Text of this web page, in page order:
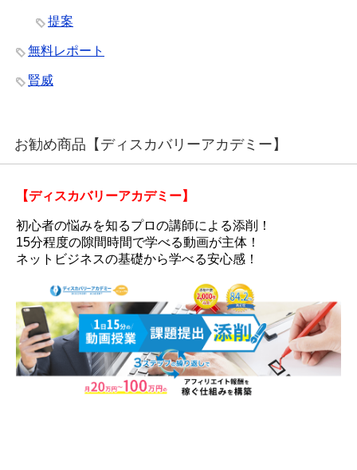
提案
無料レポート
賢威
お勧め商品【ディスカバリーアカデミー】
【ディスカバリーアカデミー】
初心者の悩みを知るプロの講師による添削！
15分程度の隙間時間で学べる動画が主体！
ネットビジネスの基礎から学べる安心感！